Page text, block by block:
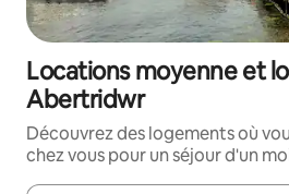
Locations moyenne et
Abertridwr
Découvrez des logements où
chez vous pour un séjour d'un